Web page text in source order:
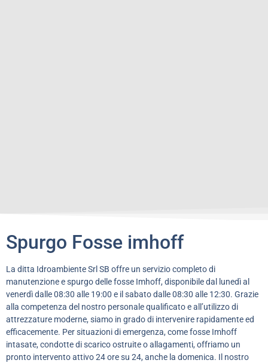
Spurgo Fosse imhoff
La ditta Idroambiente Srl SB offre un servizio completo di
manutenzione e spurgo delle fosse Imhoff, disponibile dal lunedì al
venerdì dalle 08:30 alle 19:00 e il sabato dalle 08:30 alle 12:30. Grazie
alla competenza del nostro personale qualificato e all’utilizzo di
attrezzature moderne, siamo in grado di intervenire rapidamente ed
efficacemente. Per situazioni di emergenza, come fosse Imhoff
intasate, condotte di scarico ostruite o allagamenti, offriamo un
pronto intervento attivo 24 ore su 24, anche la domenica. Il nostro